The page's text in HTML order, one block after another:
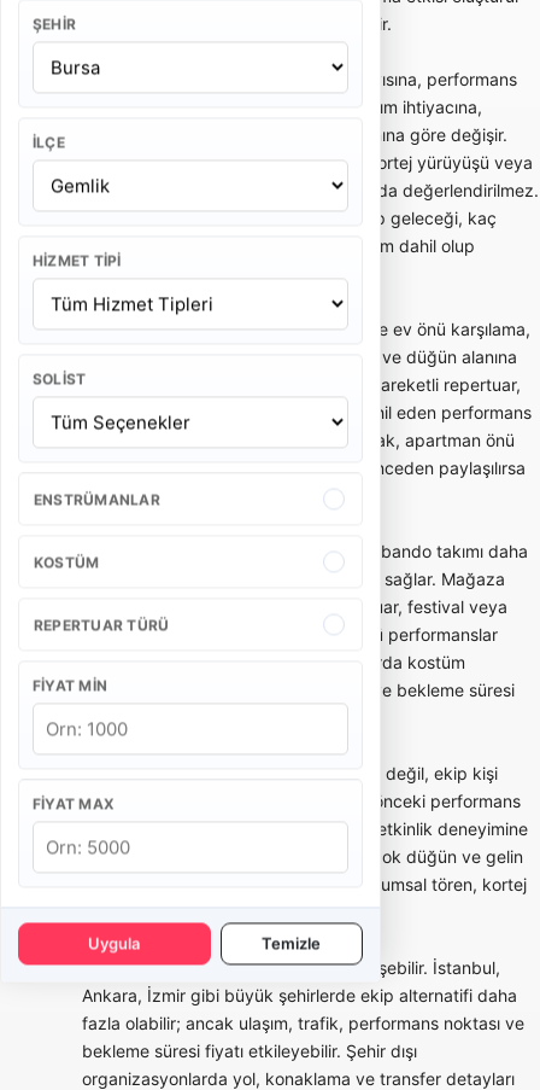
ŞEHIR
İLÇE
HIZMET TIPI
SOLIST
ENSTRÜMANLAR
KOSTÜM
REPERTUAR TÜRÜ
FIYAT MIN
FIYAT MAX
Uygula Temizle
ve kalabalığın enerjisini hızlıca yükseltir.
Bando takımı fiyatları; ekipteki kişi sayısına, performans
süresine, etkinlik yerine, şehir dışı ulaşım ihtiyacına,
kostüm tercihine ve repertuar kapsamına göre değişir.
Kısa gelin alma performansı ile uzun kortej yürüyüşü veya
kurumsal açılış programı aynı kapsamda değerlendirilmez.
Bu yüzden teklif alırken kaç kişilik ekip geleceği, kaç
dakika performans yapılacağı ve ulaşım dahil olup
olmadığı netleştirilmelidir.
Gelin alma ve düğün bandosu, özellikle ev önü karşılama,
gelin çıkarma, konvoy öncesi eğlence ve düğün alanına
enerjik giriş gibi anlarda tercih edilir. Hareketli repertuar,
oyun havaları ve davetlileri sürece dahil eden performans
tarzı bu kullanımda önemlidir. Dar sokak, apartman önü
veya açık alan gibi mekan detayları önceden paylaşılırsa
ekip planlaması daha doğru yapılır.
Açılış, kortej ve kurumsal etkinliklerde bando takımı daha
düzenli, ritimli ve dikkat çekici bir akış sağlar. Mağaza
açılışı, belediye etkinliği, okul töreni, fuar, festival veya
marka aktivasyonlarında kısa ve güçlü performanslar
tercih edilebilir. Bu tür organizasyonlarda kostüm
bütünlüğü, saat planı, yürüyüş rotası ve bekleme süresi
teklifin önemli parçalarıdır.
Bando takımı seçerken yalnızca fiyata değil, ekip kişi
sayısına, repertuar örneklerine, daha önceki performans
videolarına, kostüm seçeneklerine ve etkinlik deneyimine
bakmak gerekir. Bazı bandolar daha çok düğün ve gelin
alma odaklı çalışırken, bazı ekipler kurumsal tören, kortej
Şehre göre bando takımı fiyatları değişebilir. İstanbul,
Ankara, İzmir gibi büyük şehirlerde ekip alternatifi daha
fazla olabilir; ancak ulaşım, trafik, performans noktası ve
bekleme süresi fiyatı etkileyebilir. Şehir dışı
organizasyonlarda yol, konaklama ve transfer detayları